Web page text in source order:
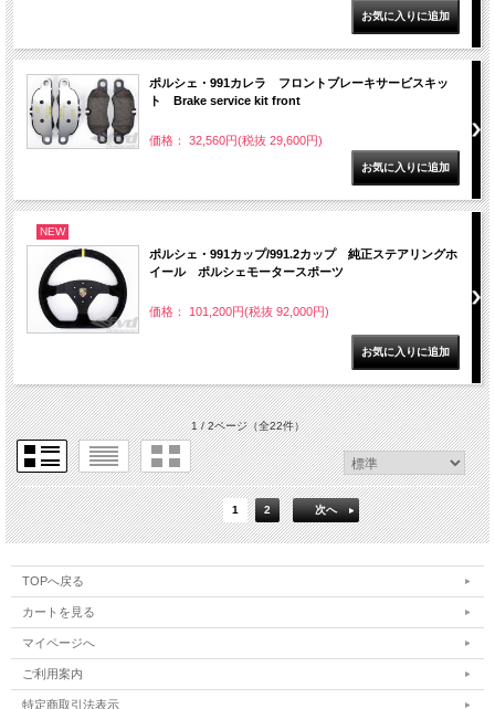
ポルシェ・991カレラ フロントブレーキサービスキッ
ト Brake service kit front
価格： 32,560円(税抜 29,600円)
NEW
ポルシェ・991カップ/991.2カップ 純正ステアリングホ
イール ポルシェモータースポーツ
価格： 101,200円(税抜 92,000円)
1 / 2ページ（全22件）
1 2 次へ
TOPへ戻る
カートを見る
マイページへ
ご利用案内
特定商取引法表示